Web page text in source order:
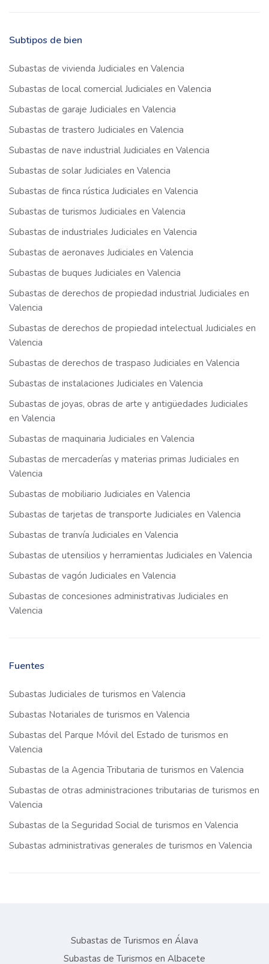
Subtipos de bien
Subastas de vivienda Judiciales en Valencia
Subastas de local comercial Judiciales en Valencia
Subastas de garaje Judiciales en Valencia
Subastas de trastero Judiciales en Valencia
Subastas de nave industrial Judiciales en Valencia
Subastas de solar Judiciales en Valencia
Subastas de finca rústica Judiciales en Valencia
Subastas de turismos Judiciales en Valencia
Subastas de industriales Judiciales en Valencia
Subastas de aeronaves Judiciales en Valencia
Subastas de buques Judiciales en Valencia
Subastas de derechos de propiedad industrial Judiciales en
Valencia
Subastas de derechos de propiedad intelectual Judiciales en
Valencia
Subastas de derechos de traspaso Judiciales en Valencia
Subastas de instalaciones Judiciales en Valencia
Subastas de joyas, obras de arte y antigüedades Judiciales
en Valencia
Subastas de maquinaria Judiciales en Valencia
Subastas de mercaderías y materias primas Judiciales en
Valencia
Subastas de mobiliario Judiciales en Valencia
Subastas de tarjetas de transporte Judiciales en Valencia
Subastas de tranvía Judiciales en Valencia
Subastas de utensilios y herramientas Judiciales en Valencia
Subastas de vagón Judiciales en Valencia
Subastas de concesiones administrativas Judiciales en
Valencia
Fuentes
Subastas Judiciales de turismos en Valencia
Subastas Notariales de turismos en Valencia
Subastas del Parque Móvil del Estado de turismos en
Valencia
Subastas de la Agencia Tributaria de turismos en Valencia
Subastas de otras administraciones tributarias de turismos en
Valencia
Subastas de la Seguridad Social de turismos en Valencia
Subastas administrativas generales de turismos en Valencia
Subastas de Turismos en Álava
Subastas de Turismos en Albacete